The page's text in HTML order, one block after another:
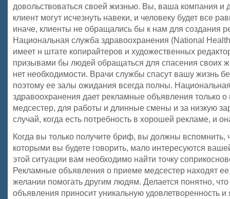
довольствоваться своей жизнью. Вы, ваша компания и
клиент могут исчезнуть навеки, и человеку будет все
иначе, клиенты не обращались бы к нам для создания
Национальная служба здравоохранения (National
имеет н штате копирайтеров и художественных
призывами бы людей обращаться для спасения своих
нет необходимости. Врачи службы спасут вашу жизнь
поэтому ее залы ожидания всегда полны.
здравоохранения дает рекламные объявления только
медсестер, для работы и длинные смены и за низкую
случай, когда есть потребность в хорошей рекламе, и
Когда вы только получите бриф, вы должны вспомнить,
которыми вы будете говорить, мало интересуются
этой ситуации вам необходимо найти точку
Рекламные объявления о приеме медсестер находят
желании помогать другим людям. Делается понятно, что
объявления приносит уникальную удовлетворенность и